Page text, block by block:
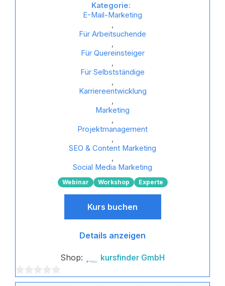
Kategorie:
E-Mail-Marketing
,
Für Arbeitsuchende
,
Für Quereinsteiger
,
Für Selbstständige
,
Karriereentwicklung
,
Marketing
,
Projektmanagement
,
SEO & Content Marketing
,
Social Media Marketing
Webinar Workshop Experte
Kurs buchen
Details anzeigen
Shop: kursfinder GmbH
0